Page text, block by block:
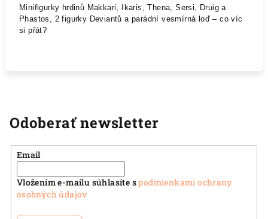
Minifigurky hrdinů Makkari, Ikaris, Thena, Sersi, Druig a
Phastos, 2 figurky Deviantů a parádní vesmírná loď – co víc
si přát?
Odoberať newsletter
Email
Vložením e-mailu súhlasíte spodmienkami ochrany
osobných údajov